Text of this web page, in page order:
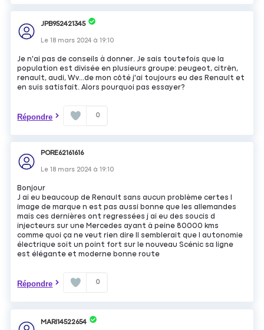
JPB952421345
Le18 mars 2024 à19:10
Je n'ai pas de conseils à donner. Je sais toutefois que la
population est divisée en plusieurs groupe: peugeot, citrën,
renault, audi, Wv...de mon côté j'ai toujours eu des Renault et
en suis satisfait. Alors pourquoi pas essayer?
Répondre 0
PORE62161616
Le18 mars 2024 à19:10
Bonjour
J ai eu beaucoup de Renault sans aucun problème certes l
image de marque n est pas aussi bonne que les allemandes
mais ces dernières ont regressées j ai eu des soucis d
injecteurs sur une Mercedes ayant à peine 80000 kms
comme quoi ça ne veut rien dire Il semblerait que l autonomie
électrique soit un point fort sur le nouveau Scénic sa ligne
est élégante et moderne bonne route
Répondre 0
MARI14522654